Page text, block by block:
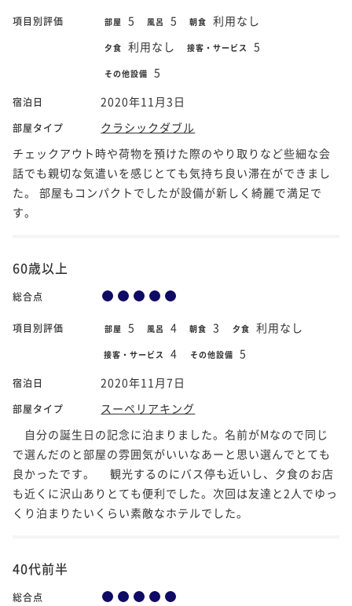
項目別評価 部屋 5 風呂 5 朝食 利用なし
夕食 利用なし 接客・サービス 5
その他設備 5
宿泊日 2020年11月3日
部屋タイプ
クラシックダブル
チェックアウト時や荷物を預けた際のやり取りなど些細な会
話でも親切な気遣いを感じとても気持ち良い滞在ができまし
た。 部屋もコンパクトでしたが設備が新しく綺麗で満足で
す。
60歳以上
総合点
項目別評価 部屋 5 風呂 4 朝食 3 夕食 利用なし
接客・サービス 4 その他設備 5
宿泊日 2020年11月7日
部屋タイプ
スーペリアキング
自分の誕生日の記念に泊まりました。名前がMなので同じ
で選んだのと部屋の雰囲気がいいなあーと思い選んでとても
良かったです。 観光するのにバス停も近いし、夕食のお店
も近くに沢山ありとても便利でした。次回は友達と2人でゆっ
くり泊まりたいくらい素敵なホテルでした。
40代前半
総合点